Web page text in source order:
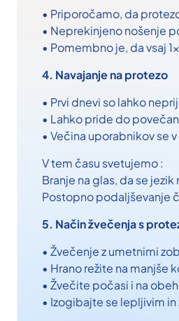
• Priporočamo, da
• Neprekinjeno nošenje
• Pomembno je, da vsaj
4. Navajanje na protezo
• Prvi dnevi so lahko
• Lahko pride do
• Večina uporabnikov se
V tem času svetujemo :
Branje na glas, da se
Postopno podaljševanje
5. Način žvečenja s
• Žvečenje z umetnimi
• Hrano režite na manjše
• Žvečite počasi i na
• Izogibajte se lepljivim